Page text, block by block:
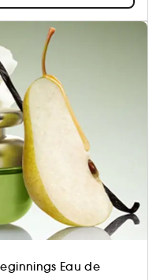
Eau de